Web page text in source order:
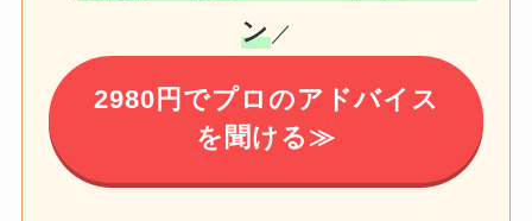
ン／
2980円でプロのアドバイス
を聞ける≫